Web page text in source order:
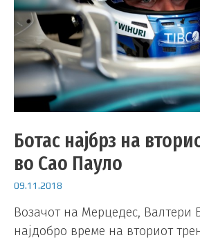
Ботас најбрз на
во Сао Пауло
09.11.2018
Возачот на Мерцедес, Валтери
најдобро време на вториот